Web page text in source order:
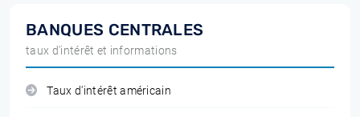
BANQUES CENTRALES
taux d'intérêt et informations
Taux d'intérêt américain